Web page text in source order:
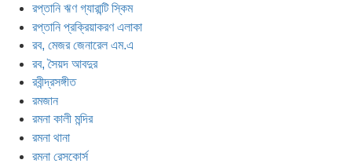
রপ্তানি ঋণ গ্যারান্টি স্কিম
রপ্তানি প্রক্রিয়াকরণ এলাকা
রব, মেজর জেনারেল এম.এ
রব, সৈয়দ আবদুর
রবীন্দ্রসঙ্গীত
রমজান
রমনা কালী মন্দির
রমনা থানা
রমনা রেসকোর্স